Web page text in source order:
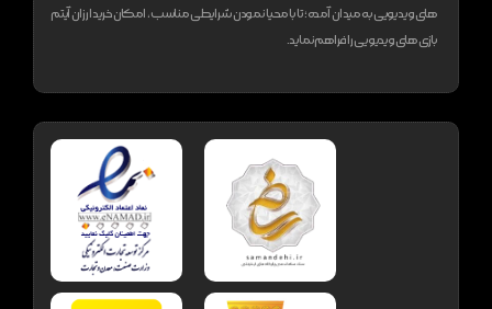
های ویدیویی به میدان آمده؛ تا با محیا نمودن شرایطی مناسب، امکان خرید ارزان آیتم
بازی های ویدیویی را فراهم نماید.